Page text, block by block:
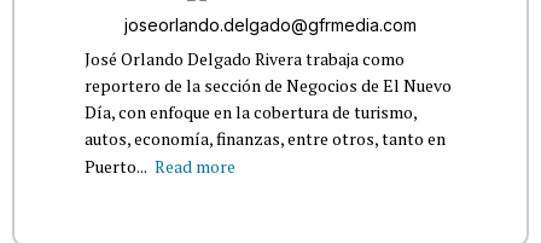
joseorlando.delgado@gfrmedia.com
José Orlando Delgado Rivera trabaja como
reportero de la sección de Negocios de El Nuevo
Día, con enfoque en la cobertura de turismo,
autos, economía, finanzas, entre otros, tanto en
Puerto... Read more